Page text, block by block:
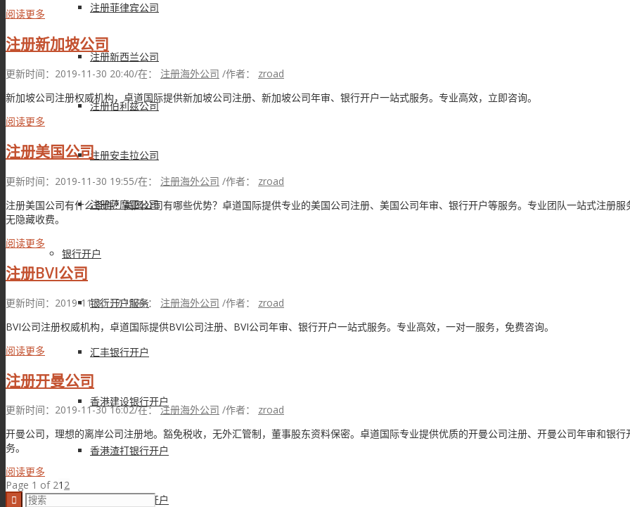
注册菲律宾公司
注册新西兰公司
注册伯利兹公司
注册安圭拉公司
注册萨摩亚公司
银行开户
银行开户服务
汇丰银行开户
香港建设银行开户
香港渣打银行开户
香港大新银行开户
阅读更多
注册新加坡公司
更新时间：2019-11-30 20:40/在： 注册海外公司 /作者： zroad
新加坡公司注册权威机构，卓道国际提供新加坡公司注册、新加坡公司年审、银行开户一站式服务。专业高效，立即咨询。
阅读更多
注册美国公司
更新时间：2019-11-30 19:55/在： 注册海外公司 /作者： zroad
注册美国公司有什么条件？美国公司有哪些优势？卓道国际提供专业的美国公司注册、美国公司年审、银行开户等服务。专业团队一站式注册服
无隐藏收费。
阅读更多
注册BVI公司
更新时间：2019-11-30 17:15/在： 注册海外公司 /作者： zroad
BVI公司注册权威机构，卓道国际提供BVI公司注册、BVI公司年审、银行开户一站式服务。专业高效，一对一服务，免费咨询。
阅读更多
注册开曼公司
更新时间：2019-11-30 16:02/在：注册海外公司 /作者： zroad
开曼公司，理想的离岸公司注册地。豁免税收，无外汇管制，董事股东资料保密。卓道国际专业提供优质的开曼公司注册、开曼公司年审和银行
务。
阅读更多
Page 1 of 21 2